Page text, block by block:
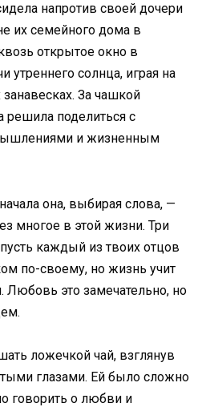
напротив своей дочери
их семейного дома в
открытое окно в
утреннего солнца, играя на
За чашкой
решила поделиться с
и жизненным
она, выбирая слова, —
многое в этой жизни. Три
каждый из твоих отцов
по-своему, но жизнь учит
Любовь это замечательно, но
ложечкой чай, взглянув
глазами. Ей было сложно
говорить о любви и